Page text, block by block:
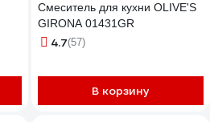
Смеситель для кухни OLIVE'S
GIRONA 01431GR
4.7(57)
В корзину